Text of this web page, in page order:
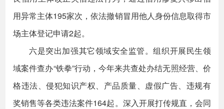
用异常主体195家次，依法撤销冒用他人身份信息取得市
场主体登记申请2起。
六是突出加强其它领域安全监管。组织开展民生领
域案件查办“铁拳”行动，今年来共查处办结无照经营、价
格违法、侵犯知识产权、产品质量、虚假广告、违规有
奖销售等各类违法案件164起。深入开展打传规直，会同